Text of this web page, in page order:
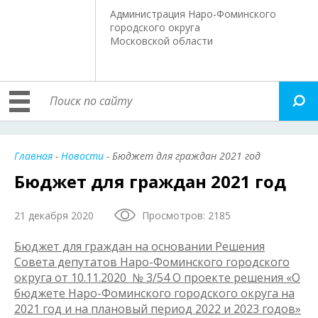
Администрация Наро-Фоминского
городского округа
Московской области
Главная - Новости - Бюджет для граждан 2021 год
Бюджет для граждан 2021 год
21 декабря 2020 Просмотров: 2185
Бюджет для граждан на основании Решения
Совета депутатов Наро-Фоминского городского
округа от 10.11.2020 № 3/54 О проекте решения «О
бюджете Наро-Фоминского городского округа на
2021 год и на плановый период 2022 и 2023 годов»